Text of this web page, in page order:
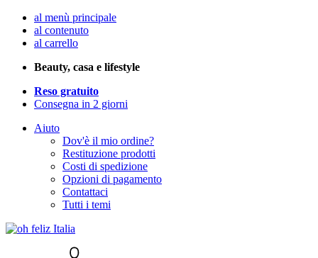
al menù principale
al contenuto
al carrello
Beauty, casa e lifestyle
Reso gratuito
Consegna in 2 giorni
Aiuto
Dov'è il mio ordine?
Restituzione prodotti
Costi di spedizione
Opzioni di pagamento
Contattaci
Tutti i temi